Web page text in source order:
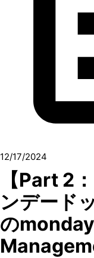
12/17/2024
【Part 2
ンデード
の